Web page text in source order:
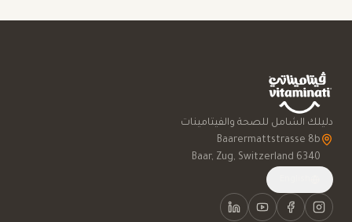
دليلك الشامل للصحة والفيتامينات
6340 Baar, Zug, Switzerland